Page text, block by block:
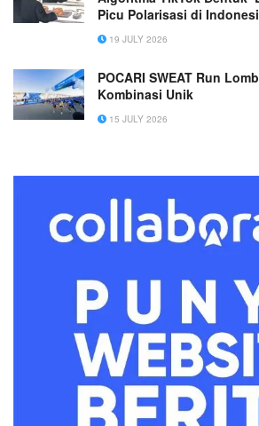
Picu Polarisasi di
19 JULY 2026
POCARI SWEAT Run
Kombinasi Unik
15 JULY 2026